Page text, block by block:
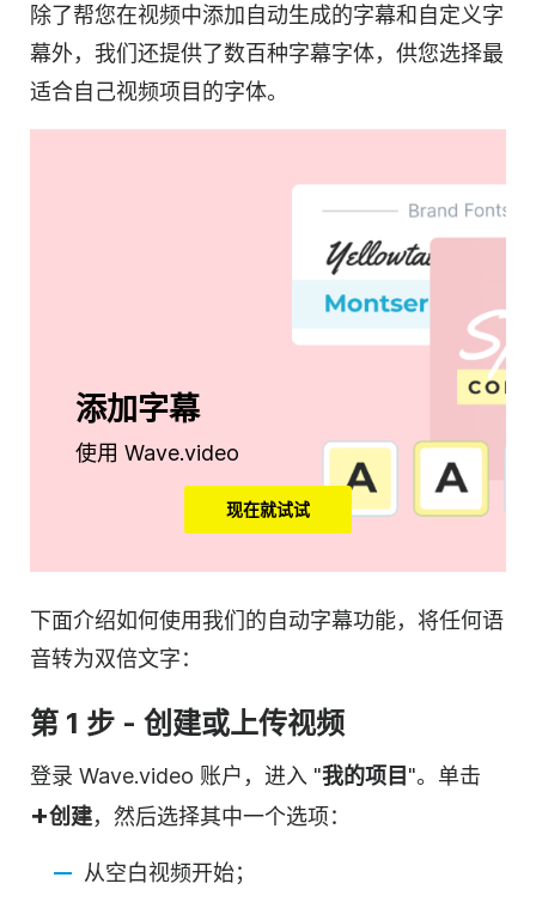
除了帮您在视频中添加自动生成的字幕和自定义字
幕外，我们还提供了数百种字幕字体，供您选择最
适合自己视频项目的字体。
添加字幕
使用 Wave.video
现在就试试
下面介绍如何使用我们的自动字幕功能，将任何语
音转为双倍文字：
第 1 步 - 创建或上传视频
登录 Wave.video 账户，进入 "我的项目 "。单击
+创建，然后选择其中一个选项：
从空白视频开始；